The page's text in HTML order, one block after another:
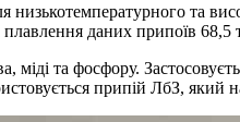
низькотемпературного та
даних припоїв 68,5
міді та фосфору.
припій ЛбЗ, який